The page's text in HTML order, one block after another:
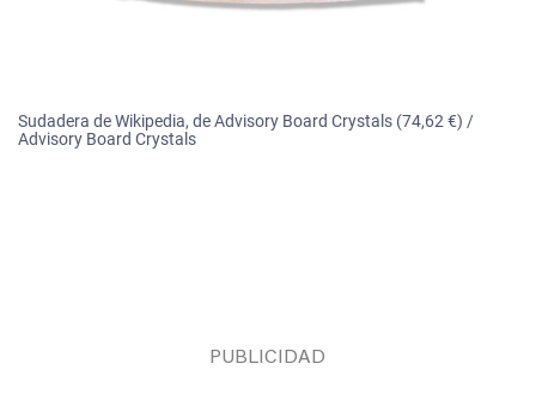
Sudadera de Wikipedia, de Advisory Board Crystals (74,62 €) /
Advisory Board Crystals